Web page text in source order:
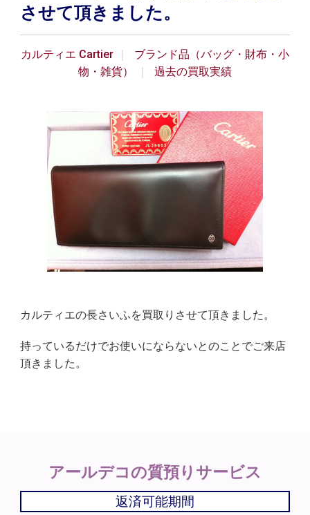
させて頂きました。
カルティエ Cartier
ブランド品（バッグ・財布・小
物・雑貨）
過去の買取実績
カルティエの長さいふを買取りさせて頂きました。
持っているだけでお使いにならないとのことでご来店
頂きました。
アールデコの質預りサービス
返済可能期間